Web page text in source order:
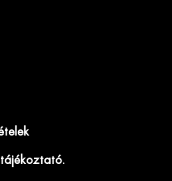
tájékoztató.